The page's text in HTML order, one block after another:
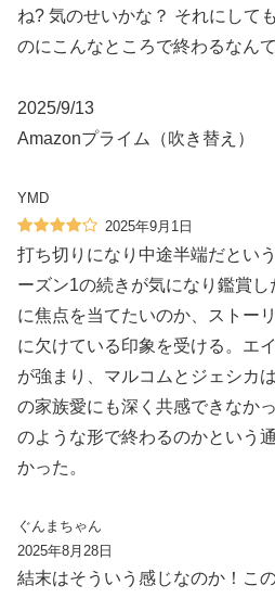
ね? 気のせいかな？ それにして
のにこんなところで終わるなん
2025/9/13
Amazonプライム（吹き替え）
YMD
2025年9月1日
打ち切りになり中途半端だとい
ーズン1の続きが気になり鑑賞
に焦点を当てたいのか、ストー
に欠けている印象を受ける。エ
が強まり、マルコムとジェシカ
の家族愛にも深く共感できなか
のような形で終わるのかという
かった。
ぐんまちゃん
2025年8月28日
結末はそういう感じなのか！こ